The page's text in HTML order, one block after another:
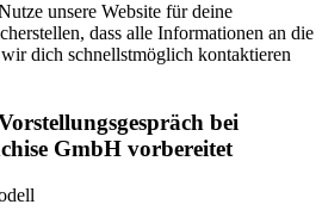
unsere Website für deine
dass alle Informationen an die
dich schnellstmöglich kontaktieren
bei
GmbH vorbereitet